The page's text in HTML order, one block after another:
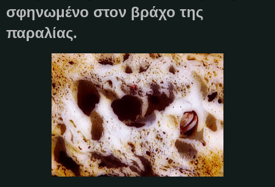
σφηνωμένο στον βράχο της
παραλίας.